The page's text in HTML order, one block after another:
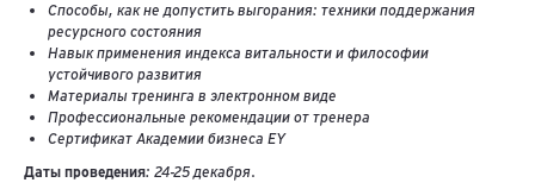
Способы, как не допустить выгорания: техники поддержания
ресурсного состояния
Навык применения индекса витальности и философии
устойчивого развития
Материалы тренинга в электронном виде
Профессиональные рекомендации от тренера
Сертификат Академии бизнеса EY
Даты проведения: 24-25 декабря.